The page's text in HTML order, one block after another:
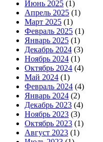
Июнь 2025 (1)
Апрель 2025 (1)
Март 2025 (1)
Февраль 2025 (1)
Январь 2025 (1)
Декабрь 2024 (3)
Ноябрь 2024 (1)
Октябрь 2024 (4)
Май 2024 (1)
Февраль 2024 (4)
Январь 2024 (2)
Декабрь 2023 (4)
Ноябрь 2023 (3)
Октябрь 2023 (1)
Август 2023 (1)